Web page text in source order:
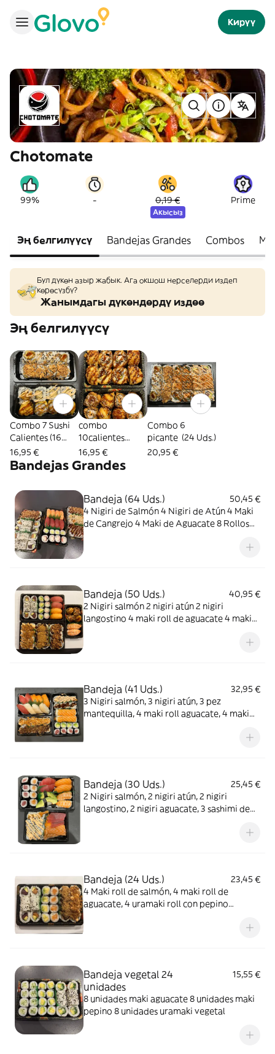
Кирүү
Chotomate
99% - 0,19 €
Акысыз
Prime
Эң белгилүүсү Bandejas Grandes Combos
Бул дүкөн азыр жабык. Ага окшош нерселерди издеп
көрөсүзбү?
Жанымдагы дүкөндөрдү издөө
Эң белгилүүсү
Combo 7 Sushi
Calientes (16
Uds.)
16,95 €
combo
10calientes
16unidades
16,95 €
Combo 6
picante (24 Uds.)
20,95 €
Bandejas Grandes
Bandeja (64 Uds.)
50,45 €
4 Nigiri de Salmón 4 Nigiri de Atún 4 Maki
de Cangrejo 4 Maki de Aguacate 8 Rollos
Crujiente 8 Rollos de Salmón y Aguacate 8
Bandeja (50 Uds.)
40,95 €
2 Nigiri salmón 2 nigiri atún 2 nigiri
langostino 4 maki roll de aguacate 4 maki
Bandeja (41 Uds.)
32,95 €
3 Nigiri salmón, 3 nigiri atún, 3 pez
mantequilla, 4 maki roll aguacate, 4 maki
Bandeja (30 Uds.)
25,45 €
2 Nigiri salmón, 2 nigiri atún, 2 nigiri
langostino, 2 nigiri aguacate, 3 sashimi de
Bandeja (24 Uds.)
23,45 €
4 Maki roll de salmón, 4 maki roll de
aguacate, 4 uramaki roll con pepino
Bandeja vegetal 24
unidades
15,55 €
8 unidades maki aguacate 8 unidades maki
pepino 8 unidades uramaki vegetal